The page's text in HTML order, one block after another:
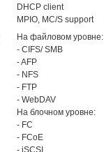
DHCP client
MPIO, MC/S support
На файловом уровне:
- CIFS/ SMB
- AFP
- NFS
- FTP
- WebDAV
На блочном уровне:
- FC
- FCoE
- iSCSI